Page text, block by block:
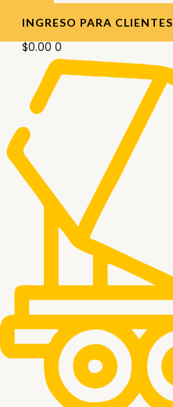
INGRESO PARA CLIENTES
$0.00 0